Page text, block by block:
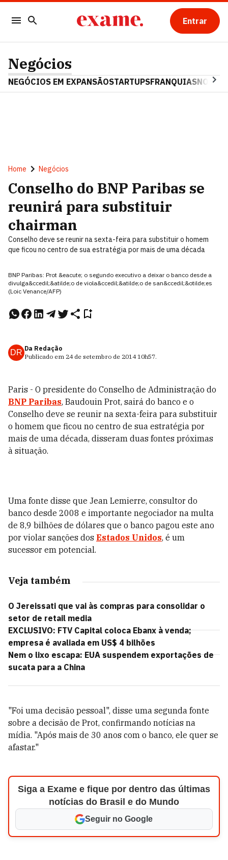
Entrar
Negócios
NEGÓCIOS EM EXPANSÃOSTARTUPSFRANQUIAS
Home Negócios
Conselho do BNP Paribas se
reunirá para substituir
chairman
Conselho deve se reunir na sexta-feira para substituir o homem
que ficou no centro de sua estratégia por mais de uma década
BNP Paribas: Prot &eacute; o segundo executivo a deixar o banco desde a
divulga&ccedil;&atilde;o de viola&ccedil;&atilde;o de san&ccedil;&otilde;es
(Loic Venance/AFP)
DR Da Redação
Publicado em 24 de setembro de 2014 10h57.
Paris - O presidente do Conselho de Administração do
BNP Paribas, Baudouin Prot, sairá do banco e o
Conselho deve se reunir na sexta-feira para substituir
o homem que ficou no centro de sua estratégia por
mais de uma década, disseram duas fontes próximas
à situação.
Uma fonte disse que Jean Lemierre, consultor do
banco desde 2008 e importante negociador na multa
de 8,9 bilhões de dólares que o banco pagou este ano
por violar sanções dos Estados Unidos, é um
sucessor em potencial.
Veja também
O Jereissati que vai às compras para consolidar o
setor de retail media
EXCLUSIVO: FTV Capital coloca Ebanx à venda;
empresa é avaliada em US$ 4 bilhões
Nem o lixo escapa: EUA suspendem exportações de
sucata para a China
"Foi uma decisão pessoal", disse uma segunda fonte
sobre a decisão de Prot, confirmando notícias na
mídia. "Após mais de 30 anos com o banco, ele quer se
afastar."
Siga a Exame e fique por dentro das últimas
notícias do Brasil e do Mundo
Seguir no Google